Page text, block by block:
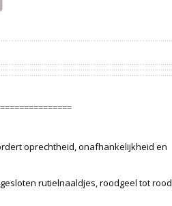
oprechtheid, onafhankelijkheid en
rutielnaaldjes, roodgeel tot rood